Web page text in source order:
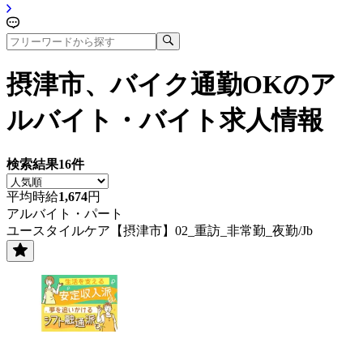
摂津市、バイク通勤OKのア
ルバイト・バイト求人情報
検索結果16件
平均時給1,674円
アルバイト・パート
ユースタイルケア【摂津市】02_重訪_非常勤_夜勤/Jb